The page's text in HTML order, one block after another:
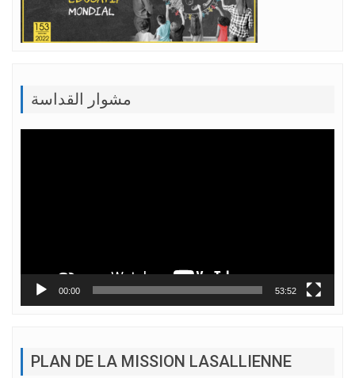
مشوار القداسة
00:00 53:52
PLAN DE LA MISSION LASALLIENNE